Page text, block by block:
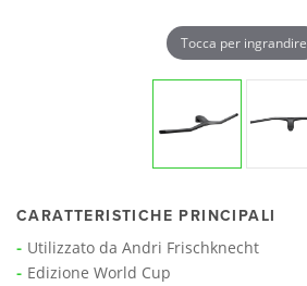
Tocca per ingrandire
CARATTERISTICHE PRINCIPALI
Utilizzato da Andri Frischknecht
Edizione World Cup